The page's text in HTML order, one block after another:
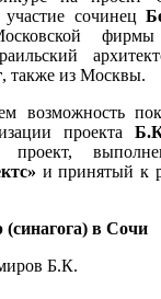
сочинец
, также из Москвы.
возможность
проекта
проект,
и принятый к
в Сочи
Б.К.